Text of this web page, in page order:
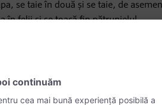
se taie în două și se taie, de
în felii și se toacă fin pătrunjelul.
Începeți prin a sota feliile de ceapă
totul cu zahăr și amestecați. Puneți
ca untul. Se amestecă la fiecare 5